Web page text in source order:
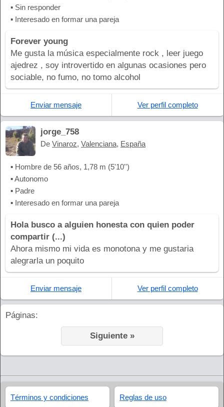
▪ Sin responder
▪ Interesado en formar una pareja
Forever young
Me gusta la música especialmente rock , leer juego
ajedrez , soy introvertido en algunas ocasiones pero
sociable, no fumo, no tomo alcohol
Enviar mensaje Ver perfil completo
jorge_758
De Vinaroz, Valenciana, España
▪ Hombre de 56 años, 1,78 m (5'10'')
▪ Autonomo
▪ Padre
▪ Interesado en formar una pareja
Hola busco a alguien honesta con quien poder
compartir (...)
Ahora mismo mi vida es monotona y me gustaria
alegrarla un poquito
Enviar mensaje Ver perfil completo
Páginas:
Siguiente »
Términos y condiciones Reglas de uso